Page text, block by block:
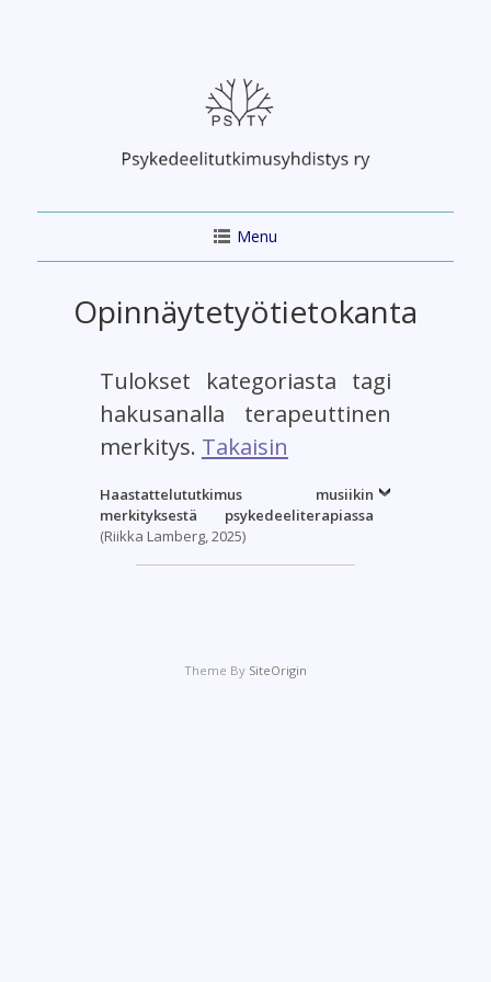
Menu
Opinnäytetyötietokanta
Tulokset kategoriasta tagi
hakusanalla terapeuttinen
merkitys. Takaisin
Haastattelututkimus musiikin
merkityksestä psykedeeliterapiassa
(Riikka Lamberg, 2025)
Theme By SiteOrigin